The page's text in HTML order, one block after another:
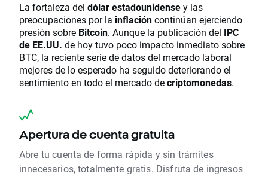
La fortaleza del dólar estadounidensey las
preocupaciones por la inflacióncontinúan ejerciendo
presión sobre Bitcoin. Aunque la publicación del IPC
de EE.UU. de hoy tuvo poco impacto inmediato sobre
BTC, la reciente serie de datos del mercado laboral
mejores de lo esperado ha seguido deteriorando el
sentimiento en todo el mercado decriptomonedas.
Apertura de cuenta gratuita
Abre tu cuenta de forma rápida y sin trámites
innecesarios, totalmente gratis. Disfruta de ingresos